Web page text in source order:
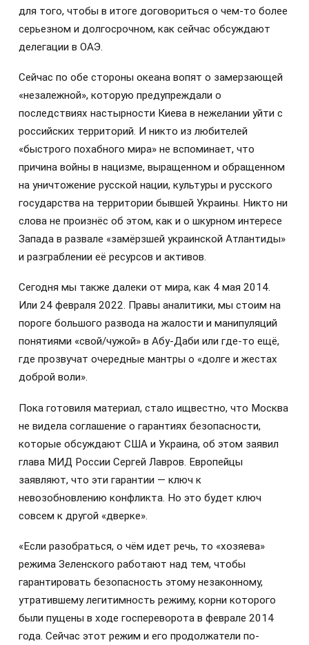
для того, чтобы в итоге договориться о чем-то более
серьезном и долгосрочном, как сейчас обсуждают
делегации в ОАЭ.
Сейчас по обе стороны океана вопят о замерзающей
«незалежной», которую предупреждали о
последствиях настырности Киева в нежелании уйти с
российских территорий. И никто из любителей
«быстрого похабного мира» не вспоминает, что
причина войны в нацизме, выращенном и обращенном
на уничтожение русской нации, культуры и русского
государства на территории бывшей Украины. Никто ни
слова не произнёс об этом, как и о шкурном интересе
Запада в развале «замёрзшей украинской Атлантиды»
и разграблении её ресурсов и активов.
Сегодня мы также далеки от мира, как 4 мая 2014.
Или 24 февраля 2022. Правы аналитики, мы стоим на
пороге большого развода на жалости и манипуляций
понятиями «свой/чужой» в Абу-Даби или где-то ещё,
где прозвучат очередные мантры о «долге и жестах
доброй воли».
Пока готовиля материал, стало ищвестно, что Москва
не видела соглашение о гарантиях безопасности,
которые обсуждают США и Украина, об этом заявил
глава МИД России Сергей Лавров. Европейцы
заявляют, что эти гарантии — ключ к
невозобновлению конфликта. Но это будет ключ
совсем к другой «дверке».
«Если разобраться, о чём идет речь, то «хозяева»
режима Зеленского работают над тем, чтобы
гарантировать безопасность этому незаконному,
утратившему легитимность режиму, корни которого
были пущены в ходе госпереворота в феврале 2014
года. Сейчас этот режим и его продолжатели по-